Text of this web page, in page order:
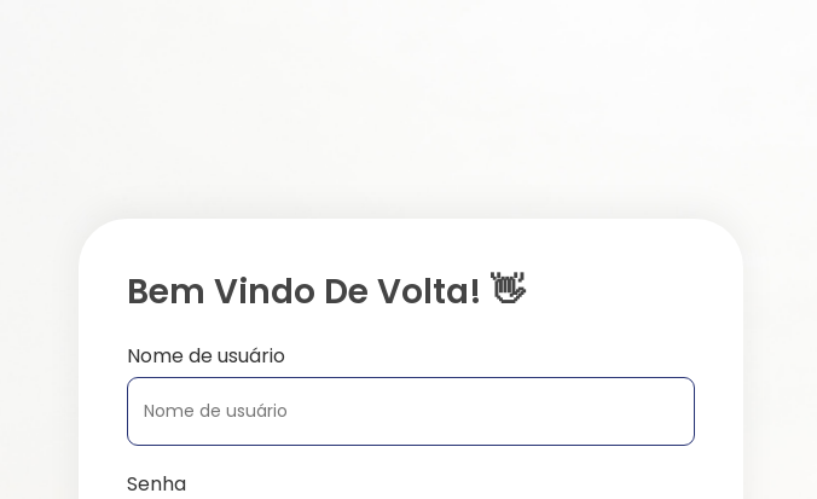
Bem Vindo De Volta! 👋
Nome de usuário
Senha